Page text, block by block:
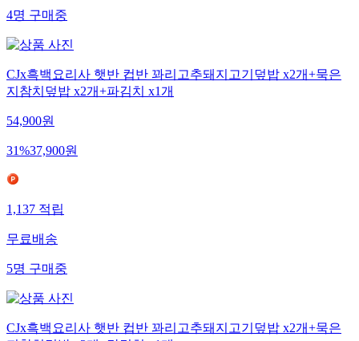
4명구매중
CJx흑백요리사 햇반 컵반 꽈리고추돼지고기덮밥 x2개+묵은
지참치덮밥 x2개+파김치 x1개
54,900원
31%37,900원
1,137적립
무료배송
5명구매중
CJx흑백요리사 햇반 컵반 꽈리고추돼지고기덮밥 x2개+묵은